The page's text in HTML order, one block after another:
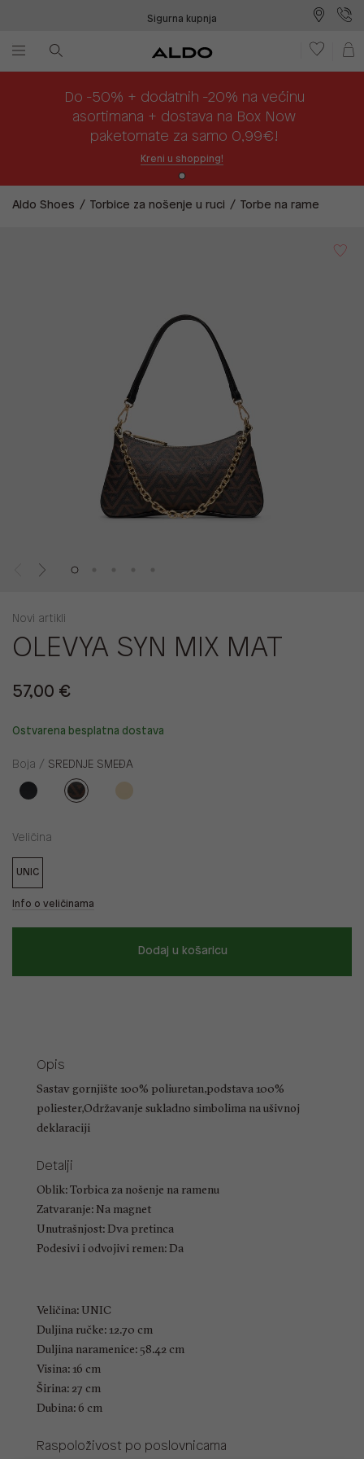
Sigurna kupnja
Do -50% + dodatnih -20% na većinu
asortimana + dostava na Box Now
paketomate za samo 0,99€!
Kreni u shopping!
Aldo Shoes Torbice za nošenje u ruci Torbe na rame
Novi artikli
OLEVYA SYN MIX MAT
57,00 €
Ostvarena besplatna dostava
Boja / SREDNJE SMEĐA
Veličina
UNIC
Info o veličinama
Dodaj u košaricu
Opis
Sastav gornjište 100% poliuretan,podstava 100%
poliester,Održavanje sukladno simbolima na ušivnoj
deklaraciji
Detalji
Oblik: Torbica za nošenje na ramenu
Zatvaranje: Na magnet
Unutrašnjost: Dva pretinca
Podesivi i odvojivi remen: Da
Veličina: UNIC
Duljina ručke: 12.70 cm
Duljina naramenice: 58.42 cm
Visina: 16 cm
Širina: 27 cm
Dubina: 6 cm
Raspoloživost po poslovnicama